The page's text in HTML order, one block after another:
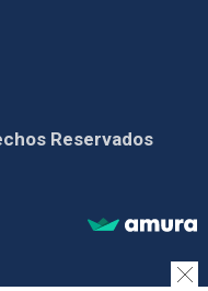
Reservados